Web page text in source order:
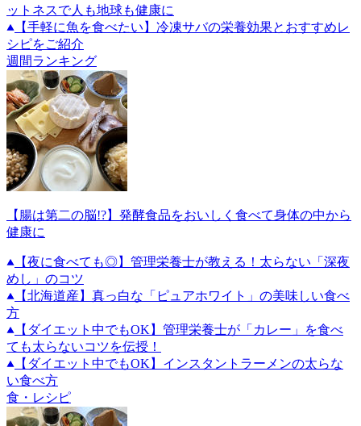
ットネスで人も地球も健康に
【手軽に魚を食べたい】冷凍サバの栄養効果とおすすめレ
シピをご紹介
週間ランキング
【腸は第二の脳!?】発酵食品をおいしく食べて身体の中から
健康に
【夜に食べても◎】管理栄養士が教える！太らない「深夜
めし」のコツ
【北海道産】真っ白な「ピュアホワイト」の美味しい食べ
方
【ダイエット中でもOK】管理栄養士が「カレー」を食べ
ても太らないコツを伝授！
【ダイエット中でもOK】インスタントラーメンの太らな
い食べ方
食・レシピ